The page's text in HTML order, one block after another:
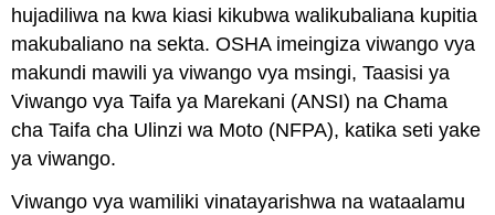
hujadiliwa na kwa kiasi kikubwa walikubaliana kupitia
makubaliano na sekta. OSHA imeingiza viwango vya
makundi mawili ya viwango vya msingi, Taasisi ya
Viwango vya Taifa ya Marekani (ANSI) na Chama
cha Taifa cha Ulinzi wa Moto (NFPA), katika seti yake
ya viwango.
Viwango vya wamiliki vinatayarishwa na wataalamu